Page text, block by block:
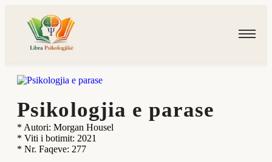
Psikologjia e parase
* Autori: Morgan Housel
* Viti i botimit: 2021
* Nr. Faqeve: 277